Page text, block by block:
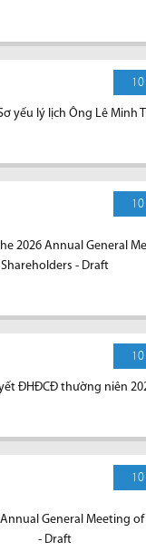
yếu lý lịch Ông Lê Minh
2026 Annual General
Shareholders - Draft
ĐHĐCĐ thường niên
General Meeting
- Draft